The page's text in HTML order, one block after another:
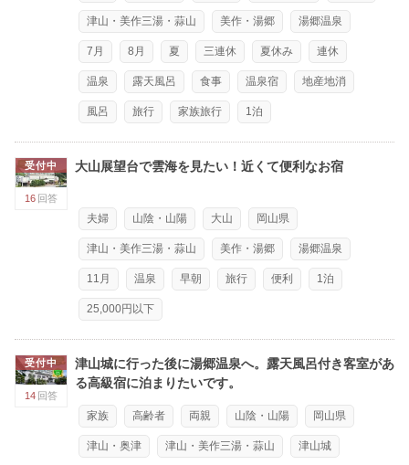
津山・美作三湯・蒜山 美作・湯郷 湯郷温泉
7月 8月 夏 三連休 夏休み 連休
温泉 露天風呂 食事 温泉宿 地産地消
風呂 旅行 家族旅行 1泊
受付中
16 回答
大山展望台で雲海を見たい！近くて便利なお宿
夫婦 山陰・山陽 大山 岡山県
津山・美作三湯・蒜山 美作・湯郷 湯郷温泉
11月 温泉 早朝 旅行 便利 1泊
25,000円以下
受付中
14 回答
津山城に行った後に湯郷温泉へ。露天風呂付き客室があ
る高級宿に泊まりたいです。
家族 高齢者 両親 山陰・山陽 岡山県
津山・奥津 津山・美作三湯・蒜山 津山城